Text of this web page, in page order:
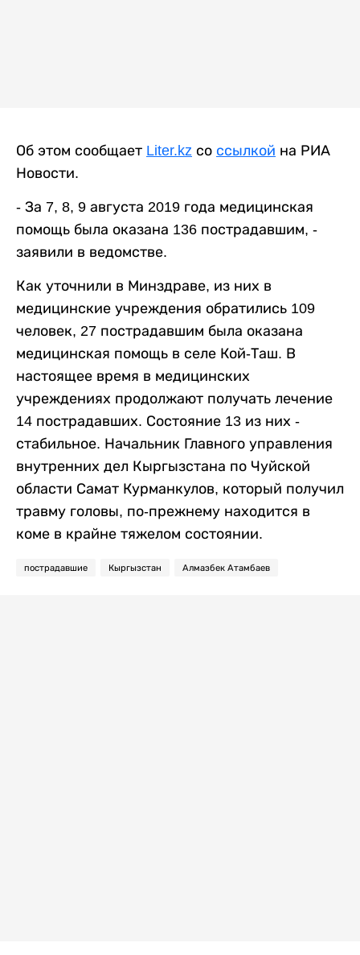
Об этом сообщает Liter.kz со ссылкой на РИА
Новости.
- За 7, 8, 9 августа 2019 года медицинская
помощь была оказана 136 пострадавшим, -
заявили в ведомстве.
Как уточнили в Минздраве, из них в
медицинские учреждения обратились 109
человек, 27 пострадавшим была оказана
медицинская помощь в селе Кой-Таш. В
настоящее время в медицинских
учреждениях продолжают получать лечение
14 пострадавших. Состояние 13 из них -
стабильное. Начальник Главного управления
внутренних дел Кыргызстана по Чуйской
области Самат Курманкулов, который получил
травму головы, по-прежнему находится в
коме в крайне тяжелом состоянии.
пострадавшие Кыргызстан Алмазбек Атамбаев